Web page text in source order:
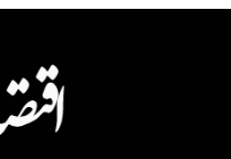
بخر !